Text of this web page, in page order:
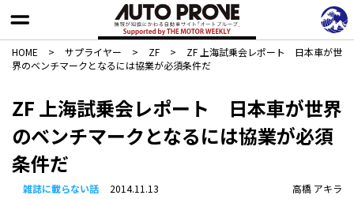
HOME > サプライヤー > ZF >
ZF 上海試乗会レポート 日本車が世
界のベンチマークとなるには協業が必須条件だ
ZF 上海試乗会レポート 日本車が世界
のベンチマークとなるには協業が必須
条件だ
雑誌に載らない話 2014.11.13 高橋 アキラ